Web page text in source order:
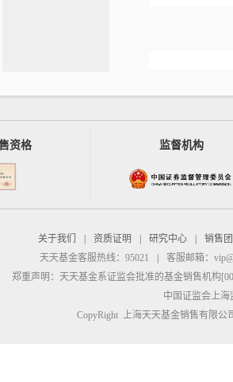
资格 监督机构
关于我们 资质证明 研究中心
销售
天天基金客服热线：95021
客服邮箱：
郑重声明： 天天基金系证监会批准的基金销售机构
中国证监会上
CopyRight 上海天天基金销售有限